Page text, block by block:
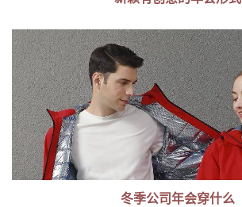
冬季公司年会穿什么